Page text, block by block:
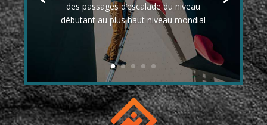
des passages d’escalade du niveau
débutant au plus haut niveau mondial